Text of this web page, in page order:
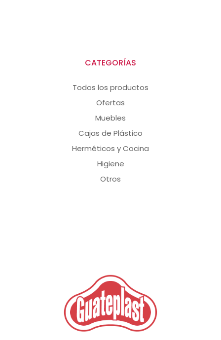
CATEGORÍAS
Todos los productos
Ofertas
Muebles
Cajas de Plástico
Herméticos y Cocina
Higiene
Otros